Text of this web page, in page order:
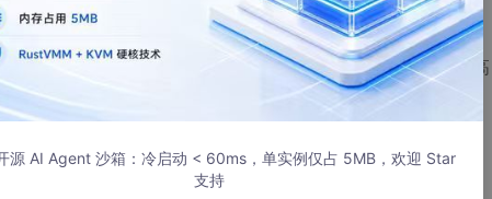
定任务的自动化工具。它具备丰富的功能，可以帮助企业提高
作体验。
wework_admin/frame#profile
源 AI Agent 沙箱：冷启动 < 60ms，单实例仅占 5MB，欢迎 Star
支持